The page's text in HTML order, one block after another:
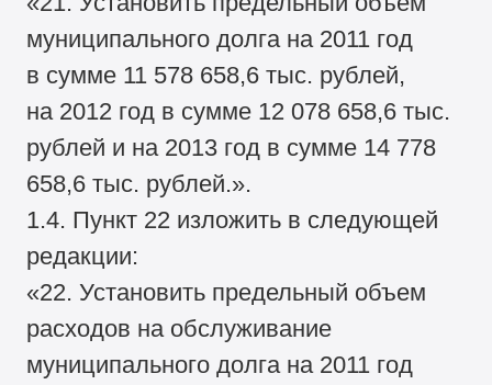
муниципального долга на 2011 год
в сумме 11 578 658,6 тыс. рублей,
на 2012 год в сумме 12 078 658,6 тыс.
рублей и на 2013 год в сумме 14 778
658,6 тыс. рублей.».
1.4. Пункт 22 изложить в следующей
редакции:
«22. Установить предельный объем
расходов на обслуживание
муниципального долга на 2011 год